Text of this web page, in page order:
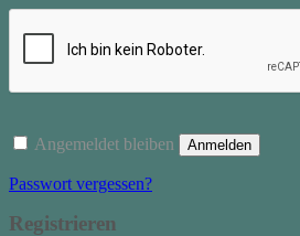
Angemeldet bleiben Anmelden
Passwort vergessen?
Registrieren